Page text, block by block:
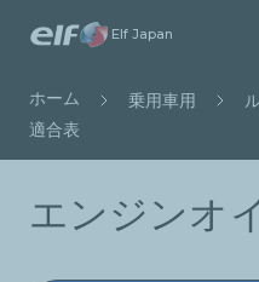
Elf Japan
パ
ン
く
ホーム 乗用車用
適合表
エンジンオ